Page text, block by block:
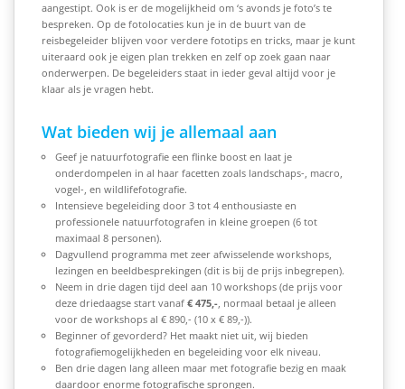
aangestipt. Ook is er de mogelijkheid om ‘s avonds je foto’s te
bespreken. Op de fotolocaties kun je in de buurt van de
reisbegeleider blijven voor verdere fototips en tricks, maar je kunt
uiteraard ook je eigen plan trekken en zelf op zoek gaan naar
onderwerpen. De begeleiders staat in ieder geval altijd voor je
klaar als je vragen hebt.
Wat bieden wij je allemaal aan
Geef je natuurfotografie een flinke boost en laat je
onderdompelen in al haar facetten zoals landschaps-, macro,
vogel-, en wildlifefotografie.
Intensieve begeleiding door 3 tot 4 enthousiaste en
professionele natuurfotografen in kleine groepen (6 tot
maximaal 8 personen).
Dagvullend programma met zeer afwisselende workshops,
lezingen en beeldbesprekingen (dit is bij de prijs inbegrepen).
Neem in drie dagen tijd deel aan 10 workshops (de prijs voor
deze driedaagse start vanaf € 475,-, normaal betaal je alleen
voor de workshops al € 890,- (10 x € 89,-)).
Beginner of gevorderd? Het maakt niet uit, wij bieden
fotografiemogelijkheden en begeleiding voor elk niveau.
Ben drie dagen lang alleen maar met fotografie bezig en maak
daardoor enorme fotografische sprongen.